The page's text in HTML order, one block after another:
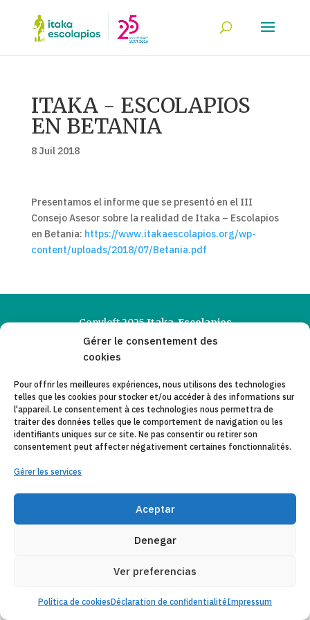
Gérer le consentement des
cookies
Pour offrir les meilleures expériences, nous utilisons des technologies
telles que les cookies pour stocker et/ou accéder à des informations sur
l'appareil. Le consentement à ces technologies nous permettra de
traiter des données telles que le comportement de navigation ou les
identifiants uniques sur ce site. Ne pas consentir ou retirer son
consentement peut affecter négativement certaines fonctionnalités.
Gérer les services
Aceptar
Denegar
Ver preferencias
Política de cookiesDéclaration de confidentialitéImpressum
ITAKA - ESCOLAPIOS
EN BETANIA
8 Juil 2018
Presentamos el informe que se presentó en el III
Consejo Asesor sobre la realidad de Itaka – Escolapios
en Betania: https://www.itakaescolapios.org/wp-
content/uploads/2018/07/Betania.pdf
Copyleft 2025Itaka-Escolapios
POLÍTIQUE DE CONFIDENTIALITÉ
CONTACT
CANAL DE DENUNCIAS